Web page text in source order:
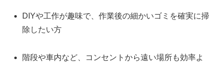
DIYや工作が趣味で、作業後の細かいゴミを確実に掃
除したい方
階段や車内など、コンセントから遠い場所も効率よ